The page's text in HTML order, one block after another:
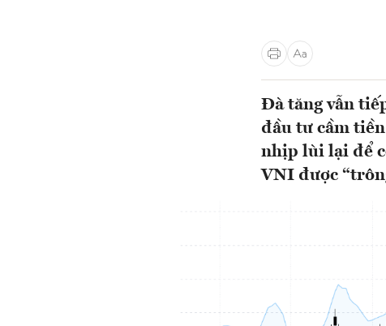
Đà tăng vẫn
đầu tư cầm
nhịp lùi lại để
VNI được